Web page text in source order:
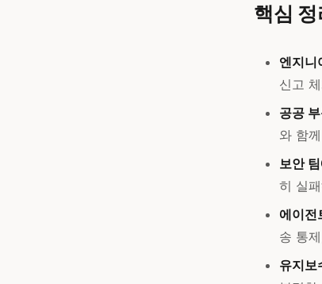
핵심 정
엔지니
신고
공공
와 함
보안
히 실
에이전
송 통
유지보